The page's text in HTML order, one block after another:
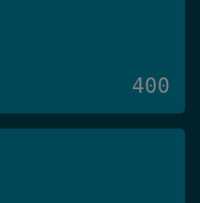
400